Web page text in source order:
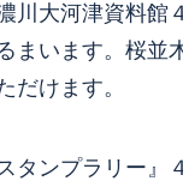
大河津資料館
まいます。桜並
だけます。
タンプラリー』